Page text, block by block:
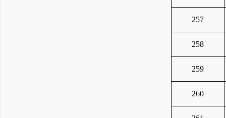
257
258
259
260